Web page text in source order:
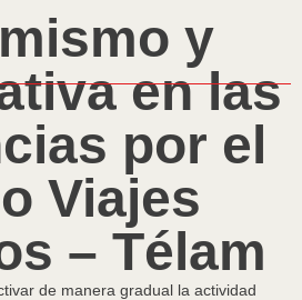
y
en las
por el
Viajes
– Télam
de manera gradual la actividad